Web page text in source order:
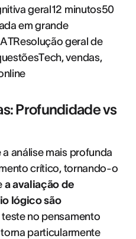
geral12 minutos50
em grande
geral de
vendas,
Profundidade vs
análise mais profunda
crítico, tornando-o
a avaliação de
lógico são
no pensamento
particularmente